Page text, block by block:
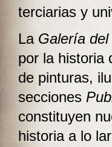
terciarias y
La Galería del
por la historia
de pinturas,
secciones
constituyen
historia a lo